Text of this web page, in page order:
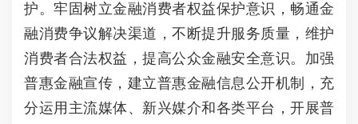
护。牢固树立金融消费者权益保护意识，畅通金
融消费争议解决渠道，不断提升服务质量，维护
消费者合法权益，提高公众金融安全意识。加强
普惠金融宣传，建立普惠金融信息公开机制，充
分运用主流媒体、新兴媒介和各类平台，开展普